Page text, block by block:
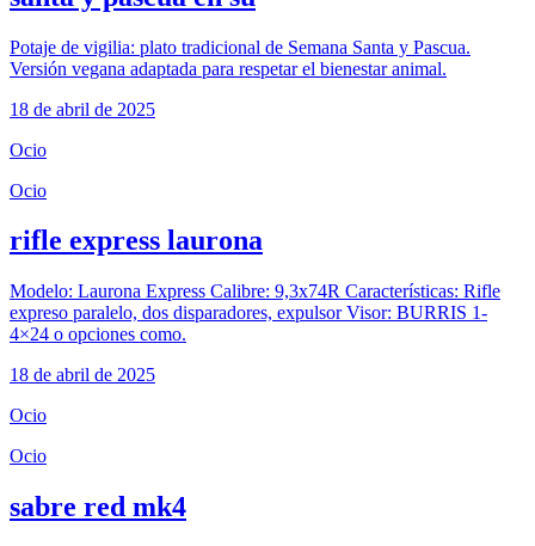
Potaje de vigilia: plato tradicional de Semana Santa y Pascua.
Versión vegana adaptada para respetar el bienestar animal.
18 de abril de 2025
Ocio
Ocio
rifle express laurona
Modelo: Laurona Express Calibre: 9,3x74R Características: Rifle
expreso paralelo, dos disparadores, expulsor Visor: BURRIS 1-
4×24 o opciones como.
18 de abril de 2025
Ocio
Ocio
sabre red mk4